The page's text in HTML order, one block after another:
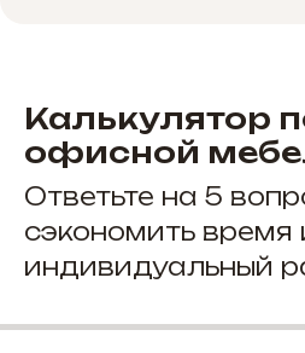
Калькулятор
офисной
Ответьте на 5
сэкономить время
индивидуальный